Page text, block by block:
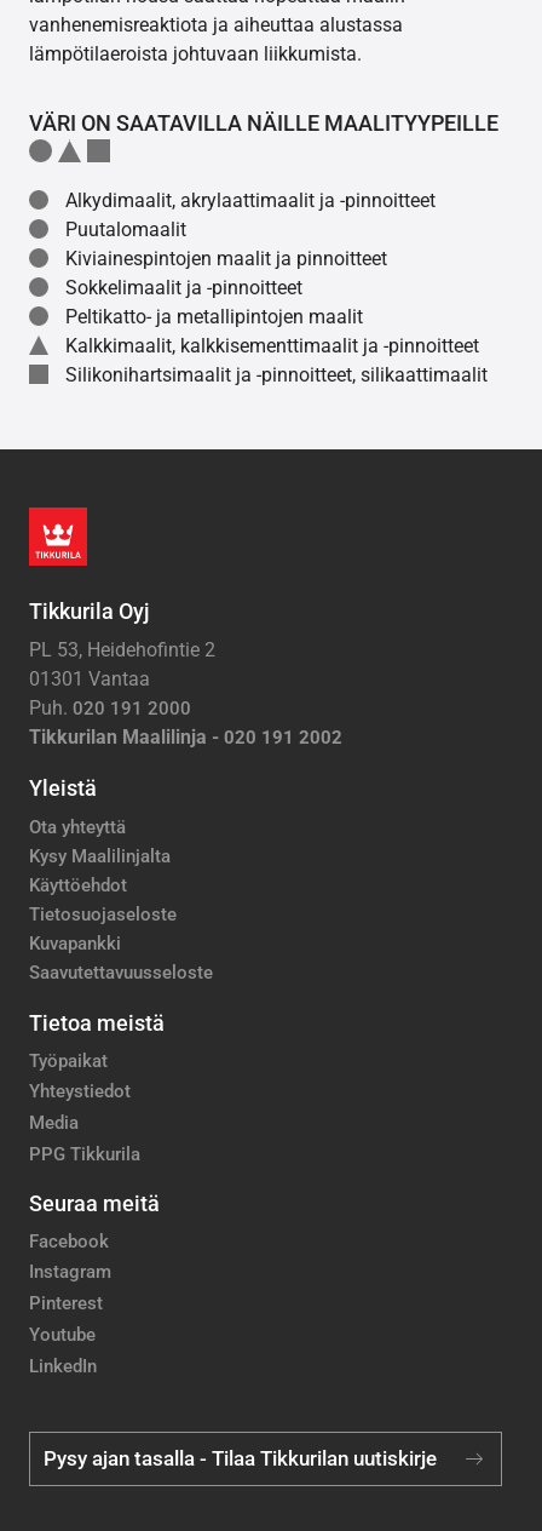
vanhenemisreaktiota ja aiheuttaa alustassa
lämpötilaeroista johtuvaan liikkumista.
VÄRI ON SAATAVILLA NÄILLE MAALITYYPEILLE
Alkydimaalit, akrylaattimaalit ja -pinnoitteet
Puutalomaalit
Kiviainespintojen maalit ja pinnoitteet
Sokkelimaalit ja -pinnoitteet
Peltikatto- ja metallipintojen maalit
Kalkkimaalit, kalkkisementtimaalit ja -pinnoitteet
Silikonihartsimaalit ja -pinnoitteet, silikaattimaalit
Tikkurila Oyj
PL 53, Heidehofintie 2
01301 Vantaa
Puh. 020 191 2000
Tikkurilan Maalilinja - 020 191 2002
Yleistä
Ota yhteyttä
Kysy Maalilinjalta
Käyttöehdot
Tietosuojaseloste
Kuvapankki
Saavutettavuusseloste
Tietoa meistä
Työpaikat
Yhteystiedot
Media
PPG Tikkurila
Seuraa meitä
Facebook
Instagram
Pinterest
Youtube
LinkedIn
Pysy ajan tasalla - Tilaa Tikkurilan uutiskirje